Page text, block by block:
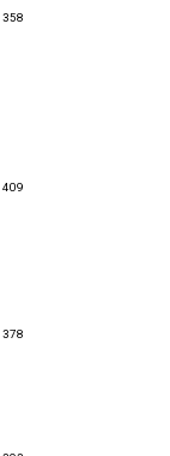
358
409
378